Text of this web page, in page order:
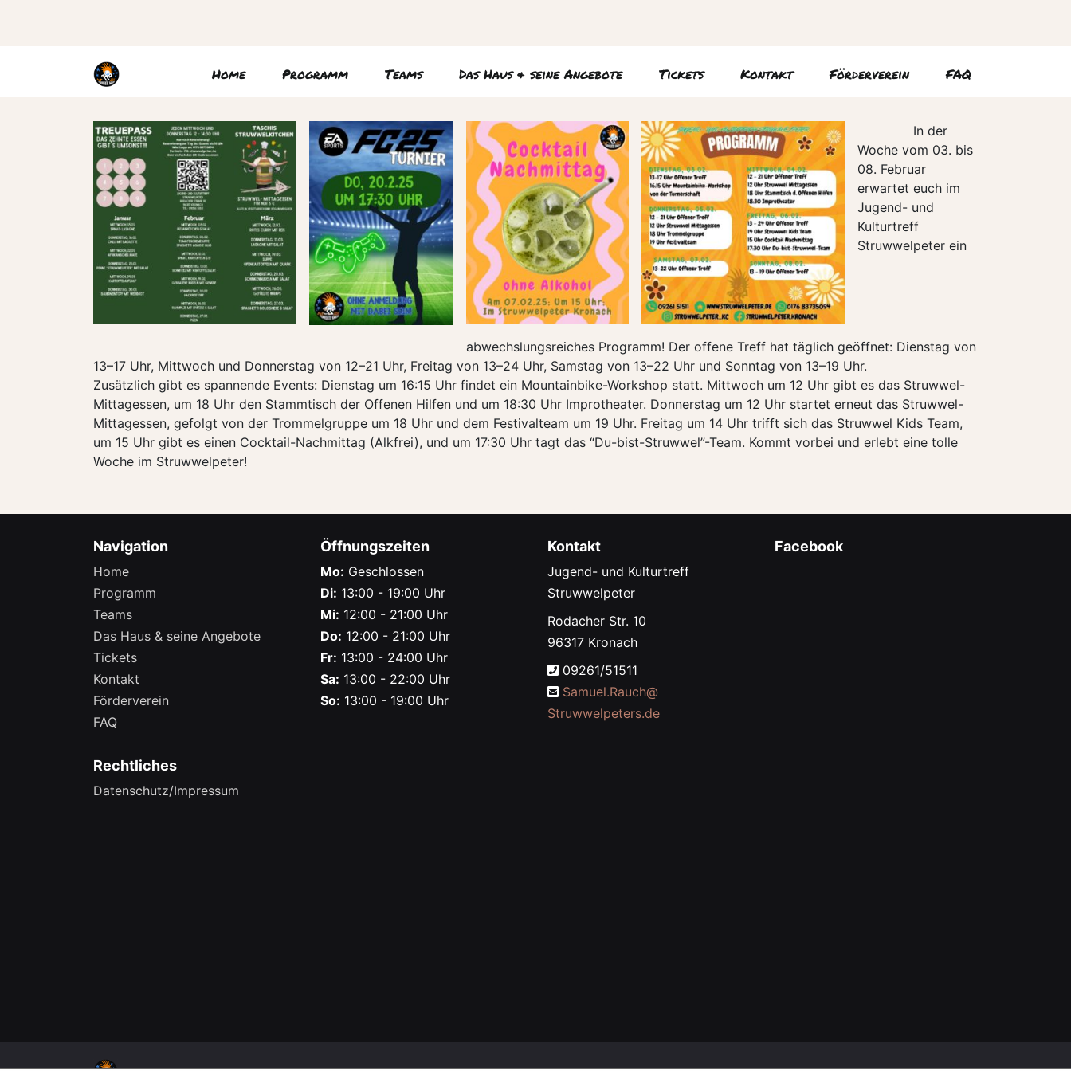
Home Programm Teams Das Haus & seine Angebote Tickets Kontakt Förderverein FAQ
In der
Woche vom 03. bis
08. Februar
erwartet euch im
Jugend- und
Kulturtreff
Struwwelpeter ein
abwechslungsreiches Programm! Der offene Treff hat täglich geöffnet: Dienstag von
13–17 Uhr, Mittwoch und Donnerstag von 12–21 Uhr, Freitag von 13–24 Uhr, Samstag von 13–22 Uhr und Sonntag von 13–19 Uhr.
Zusätzlich gibt es spannende Events: Dienstag um 16:15 Uhr findet ein Mountainbike-Workshop statt. Mittwoch um 12 Uhr gibt es das Struwwel-
Mittagessen, um 18 Uhr den Stammtisch der Offenen Hilfen und um 18:30 Uhr Improtheater. Donnerstag um 12 Uhr startet erneut das Struwwel-
Mittagessen, gefolgt von der Trommelgruppe um 18 Uhr und dem Festivalteam um 19 Uhr. Freitag um 14 Uhr trifft sich das Struwwel Kids Team,
um 15 Uhr gibt es einen Cocktail-Nachmittag (Alkfrei), und um 17:30 Uhr tagt das “Du-bist-Struwwel”-Team. Kommt vorbei und erlebt eine tolle
Woche im Struwwelpeter!
Navigation
Home
Programm
Teams
Das Haus & seine Angebote
Tickets
Kontakt
Förderverein
FAQ
Rechtliches
Datenschutz/Impressum
Öffnungszeiten
Mo: Geschlossen
Di: 13:00 - 19:00 Uhr
Mi: 12:00 - 21:00 Uhr
Do: 12:00 - 21:00 Uhr
Fr: 13:00 - 24:00 Uhr
Sa: 13:00 - 22:00 Uhr
So: 13:00 - 19:00 Uhr
Kontakt
Jugend- und Kulturtreff
Struwwelpeter
Rodacher Str. 10
96317 Kronach
09261/51511
Samuel.Rauch@
Struwwelpeters.de
Facebook